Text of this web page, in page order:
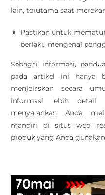
lain, terutama saat
Pastikan untuk
berlaku mengenai
Sebagai informasi,
pada artikel ini hanya
menjelaskan secara
informasi lebih detail
menyarankan Anda
mandiri di situs web
produk yang Anda